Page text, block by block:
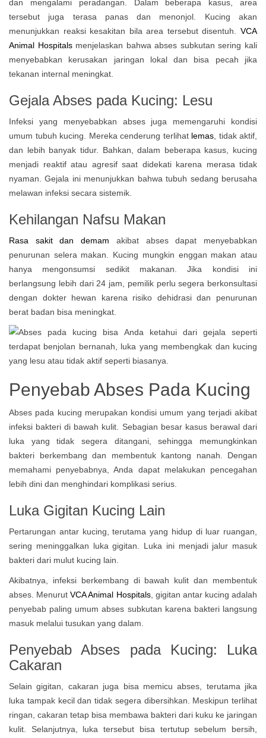
dan mengalami peradangan. Dalam beberapa kasus, area
tersebut juga terasa panas dan menonjol. Kucing akan
menunjukkan reaksi kesakitan bila area tersebut disentuh.
VCA
Animal Hospitalsmenjelaskan bahwa abses subkutan sering kali
menyebabkan kerusakan jaringan lokal dan bisa pecah jika
tekanan internal meningkat.
Gejala Abses pada Kucing: Lesu
Infeksi yang menyebabkan abses juga memengaruhi kondisi
umum tubuh kucing. Mereka cenderung terlihat lemas , tidak aktif,
dan lebih banyak tidur. Bahkan, dalam beberapa kasus, kucing
menjadi reaktif atau agresif saat didekati karena merasa tidak
nyaman. Gejala ini menunjukkan bahwa tubuh sedang berusaha
melawan infeksi secara sistemik.
Kehilangan Nafsu Makan
Rasa sakit dan demam akibat abses dapat menyebabkan
penurunan selera makan. Kucing mungkin enggan makan atau
hanya mengonsumsi sedikit makanan. Jika kondisi ini
berlangsung lebih dari 24 jam, pemilik perlu segera berkonsultasi
dengan dokter hewan karena risiko dehidrasi dan penurunan
berat badan bisa meningkat.
Penyebab Abses Pada Kucing
Abses pada kucing merupakan kondisi umum yang terjadi akibat
infeksi bakteri di bawah kulit. Sebagian besar kasus berawal dari
luka yang tidak segera ditangani, sehingga memungkinkan
bakteri berkembang dan membentuk kantong nanah. Dengan
memahami penyebabnya, Anda dapat melakukan pencegahan
lebih dini dan menghindari komplikasi serius.
Luka Gigitan Kucing Lain
Pertarungan antar kucing, terutama yang hidup di luar ruangan,
sering meninggalkan luka gigitan. Luka ini menjadi jalur masuk
bakteri dari mulut kucing lain.
Akibatnya, infeksi berkembang di bawah kulit dan membentuk
abses. Menurut VCA Animal Hospitals, gigitan antar kucing adalah
penyebab paling umum abses subkutan karena bakteri langsung
masuk melalui tusukan yang dalam.
Penyebab Abses pada Kucing: Luka
Cakaran
Selain gigitan, cakaran juga bisa memicu abses, terutama jika
luka tampak kecil dan tidak segera dibersihkan. Meskipun terlihat
ringan, cakaran tetap bisa membawa bakteri dari kuku ke jaringan
kulit. Selanjutnya, luka tersebut bisa tertutup sebelum bersih,